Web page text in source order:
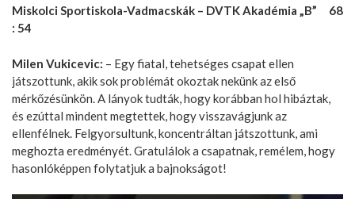
Miskolci Sportiskola-Vadmacskák – DVTK Akadémia „B” 68
: 54
Milen Vukicevic: – Egy fiatal, tehetséges csapat ellen
játszottunk, akik sok problémát okoztak nekünk az első
mérkőzésünkön. A lányok tudták, hogy korábban hol hibáztak,
és ezúttal mindent megtettek, hogy visszavágjunk az
ellenfélnek. Felgyorsultunk, koncentráltan játszottunk, ami
meghozta eredményét. Gratulálok a csapatnak, remélem, hogy
hasonlóképpen folytatjuk a bajnokságot!